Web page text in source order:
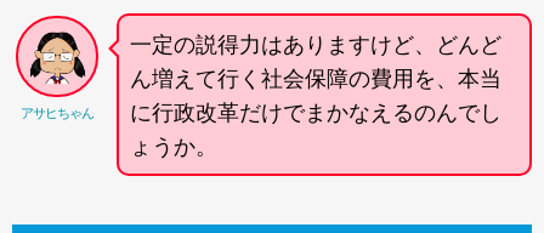
アサヒちゃん
一定の説得力はありますけど、どんど
ん増えて行く社会保障の費用を、本当
に行政改革だけでまかなえるのんでし
ょうか。